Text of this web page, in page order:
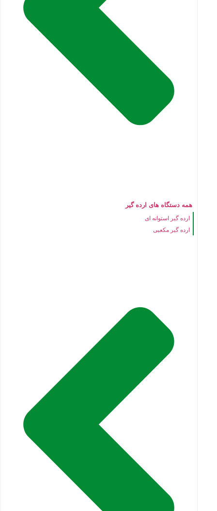
همه دستگاه های ارده گیر
ارده گیر استوانه ای
ارده گیر مکعبی